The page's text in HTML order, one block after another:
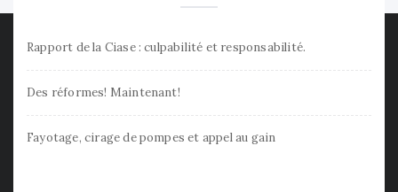
Rapport de la Ciase : culpabilité et responsabilité.
Des réformes! Maintenant!
Fayotage, cirage de pompes et appel au gain